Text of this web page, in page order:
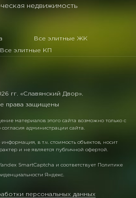
недвижимость
Все элитные ЖК
Все элитные КП
гг. «Славянский Двор».
права защищены
материалов этого сайта возможно только с
согласия администрации сайта.
в т.ч. стоимость объектов, носит
и не является публичной офертой.
SmartCaptcha и соответствует Политике
Яндекс.
персональных данных